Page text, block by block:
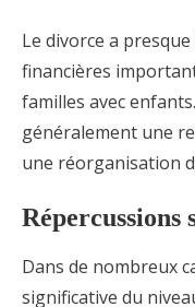
Le divorce a
financières
familles avec
généralement une
une réorganisation
Répercussions
Dans de nombreux
significative du